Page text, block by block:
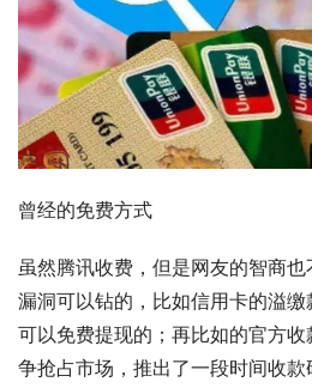
曾经的免费方式
虽然腾讯收费，但是网友的智商
漏洞可以钻的，比如信用卡的溢
可以免费提现的；再比如的官方
争抢占市场，推出了一段时间收款